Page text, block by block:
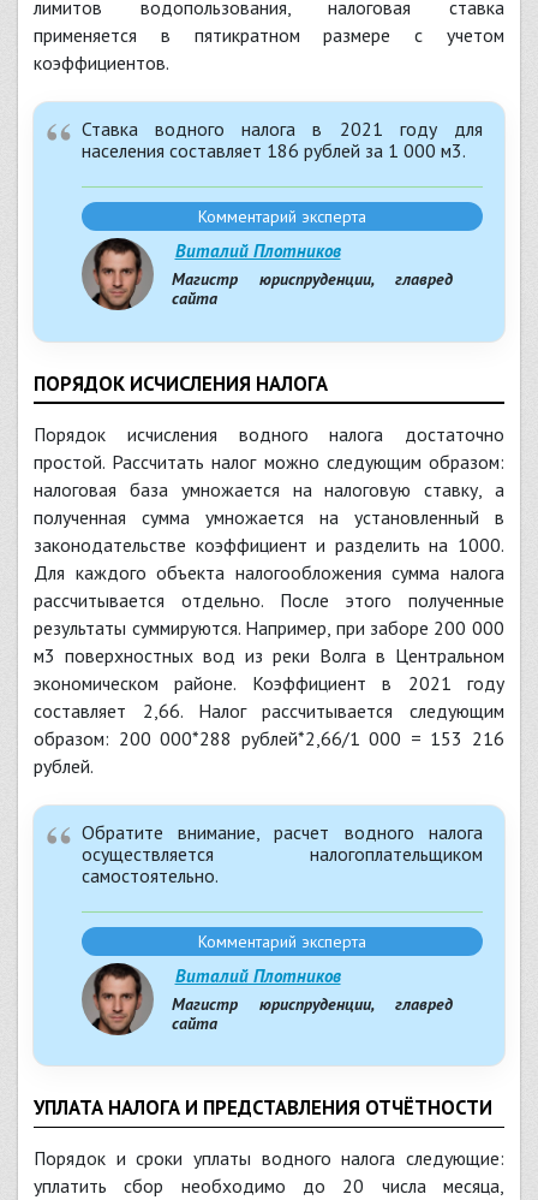
лимитов водопользования, налоговая ставка
применяется в пятикратном размере с учетом
коэффициентов.
Ставка водного налога в 2021 году для
населения составляет 186 рублей за 1 000 м3.
Виталий Плотников
Магистр юриспруденции, главред
сайта
Комментарий эксперта
ПОРЯДОК ИСЧИСЛЕНИЯ НАЛОГА
Порядок исчисления водного налога достаточно
простой. Рассчитать налог можно следующим образом:
налоговая база умножается на налоговую ставку, а
полученная сумма умножается на установленный в
законодательстве коэффициент и разделить на 1000.
Для каждого объекта налогообложения сумма налога
рассчитывается отдельно. После этого полученные
результаты суммируются. Например, при заборе 200 000
м3 поверхностных вод из реки Волга в Центральном
экономическом районе. Коэффициент в 2021 году
составляет 2,66. Налог рассчитывается следующим
образом: 200 000*288 рублей*2,66/1 000 = 153 216
рублей.
Обратите внимание, расчет водного налога
осуществляется налогоплательщиком
самостоятельно.
Виталий Плотников
Магистр юриспруденции, главред
сайта
Комментарий эксперта
УПЛАТА НАЛОГА И ПРЕДСТАВЛЕНИЯ ОТЧЁТНОСТИ
Порядок и сроки уплаты водного налога следующие:
уплатить сбор необходимо до 20 числа месяца,